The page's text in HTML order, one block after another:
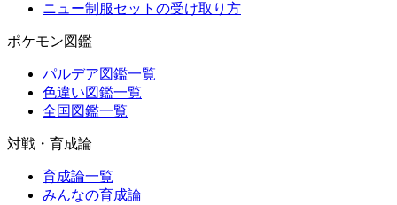
ニュー制服セットの受け取り方
ポケモン図鑑
パルデア図鑑一覧
色違い図鑑一覧
全国図鑑一覧
対戦・育成論
育成論一覧
みんなの育成論